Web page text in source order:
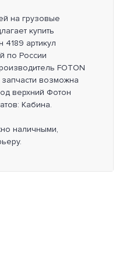
на грузовые
купить
артикул
по России
FOTON
возможна
верхний Фотон
Кабина.
наличными,